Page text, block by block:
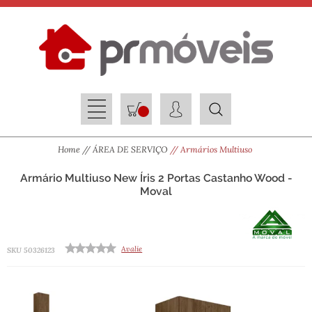
Home ÁREA DE SERVIÇO Armários Multiuso
Armário Multiuso New Íris 2 Portas Castanho Wood -
Moval
SKU 50326123 Avalie